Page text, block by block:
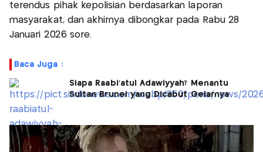
terendus pihak kepolisian berdasarkan laporan
masyarakat, dan akhirnya dibongkar pada Rabu 28
Januari 2026 sore.
Baca Juga :
Siapa Raabi'atul Adawiyyah? Menantu
Sultan Brunei yang Dicabut Gelarnya